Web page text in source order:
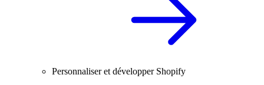
Personnaliser et développer Shopify